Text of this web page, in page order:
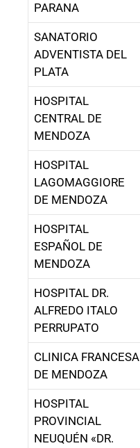
PARANA
SANATORIO
ADVENTISTA DEL
PLATA
HOSPITAL
CENTRAL DE
MENDOZA
HOSPITAL
LAGOMAGGIORE
DE MENDOZA
HOSPITAL
ESPAÑOL DE
MENDOZA
HOSPITAL DR.
ALFREDO ITALO
PERRUPATO
CLINICA FRANCESA
DE MENDOZA
HOSPITAL
PROVINCIAL
NEUQUÉN «DR.